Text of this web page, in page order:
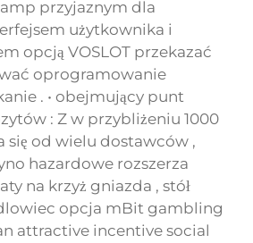
przyjaznym dla
użytkownika i
opcją VOSLOT przekazać
oprogramowanie
. • obejmujący punt
: Z w przybliżeniu 1000
się od wielu dostawców ,
hazardowe rozszerza
na krzyż gniazda , stół
opcja mBit gambling
attractive incentive social